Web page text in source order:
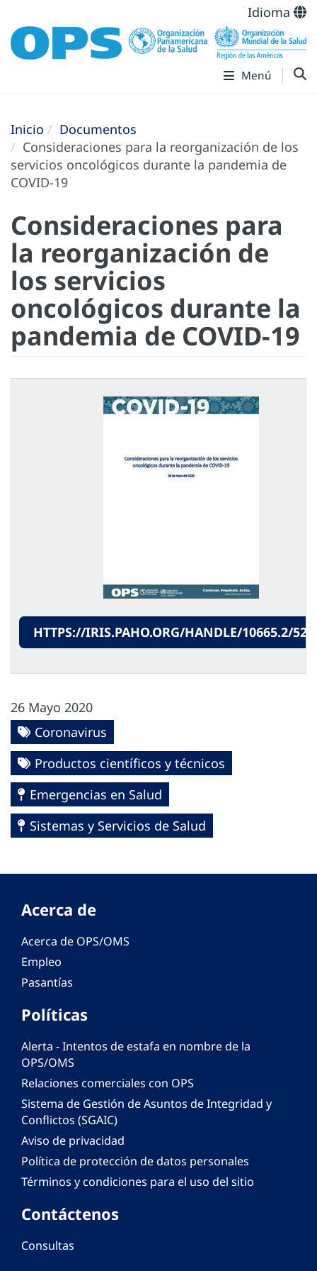
Idioma
Menú
Inicio
Documentos
Consideraciones para la reorganización de los
servicios oncológicos durante la pandemia de
COVID-19
Consideraciones para
la reorganización de
los servicios
oncológicos durante la
pandemia de COVID-19
HTTPS://IRIS.PAHO.ORG/HANDLE/10665.2/
26 Mayo 2020
Coronavirus
Productos científicos y técnicos
Emergencias en Salud
Sistemas y Servicios de Salud
Acerca de
Acerca de OPS/OMS
Empleo
Pasantías
Políticas
Alerta - Intentos de estafa en nombre de la
OPS/OMS
Relaciones comerciales con OPS
Sistema de Gestión de Asuntos de Integridad y
Conflictos (SGAIC)
Aviso de privacidad
Política de protección de datos personales
Términos y condiciones para el uso del sitio
Contáctenos
Consultas